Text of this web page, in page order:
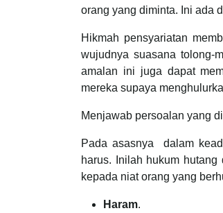
orang yang diminta. Ini ada
Hikmah pensyariatan
wujudnya suasana tolong-
amalan ini juga dapat
mereka supaya
Menjawab persoalan yang
Pada asasnya dalam
harus. Inilah hukum
kepada niat orang yang
Haram.